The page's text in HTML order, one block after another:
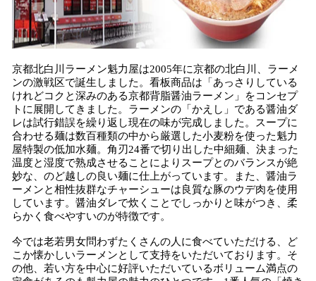
京都北白川ラーメン魁力屋は2005年に京都の北白川、ラーメ
ンの激戦区で誕生しました。看板商品は「あっさりしている
けれどコクと深みのある京都背脂醤油ラーメン」をコンセプ
トに展開してきました。ラーメンの「かえし」である醤油ダ
レは試行錯誤を繰り返し現在の味が完成しました。スープに
合わせる麺は数百種類の中から厳選した小麦粉を使った魁力
屋特製の低加水麺。角刃24番で切り出した中細麺、決まった
温度と湿度で熟成させることによりスープとのバランスが絶
妙な、のど越しの良い麺に仕上がっています。また、醤油ラ
ーメンと相性抜群なチャーシューは良質な豚のウデ肉を使用
しています。醤油ダレで炊くことでしっかりと味がつき、柔
らかく食べやすいのが特徴です。
今では老若男女問わずたくさんの人に食べていただける、ど
こか懐かしいラーメンとして支持をいただいております。そ
の他、若い方を中心に好評いただいているボリューム満点の